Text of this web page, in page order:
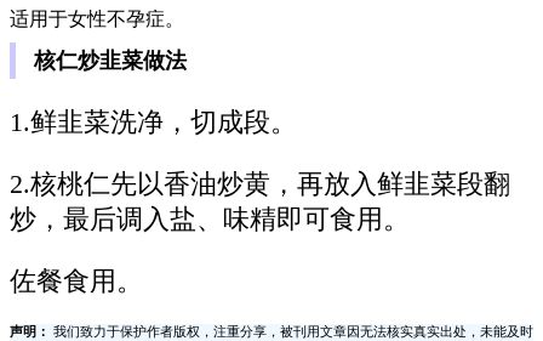
适用于女性不孕症。
核仁炒韭菜做法
1.鲜韭菜洗净，切成段。
2.核桃仁先以香油炒黄，再放入鲜韭菜段翻
炒，最后调入盐、味精即可食用。
佐餐食用。
声明：
我们致力于保护作者版权，注重分享，被刊用文章因无法核实真实出处，未能及时